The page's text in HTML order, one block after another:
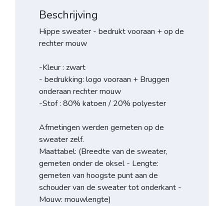
Beschrijving
Hippe sweater - bedrukt vooraan + op de
rechter mouw
-Kleur : zwart
- bedrukking: logo vooraan + Bruggen
onderaan rechter mouw
-Stof : 80% katoen / 20% polyester
Afmetingen werden gemeten op de
sweater zelf.
Maattabel: (Breedte van de sweater,
gemeten onder de oksel - Lengte:
gemeten van hoogste punt aan de
schouder van de sweater tot onderkant -
Mouw: mouwlengte)